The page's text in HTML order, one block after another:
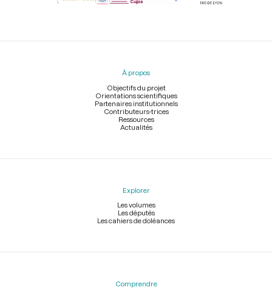
Menu
À propos
Objectifs du projet
Orientations scientifiques
Partenaires institutionnels
Contributeurs-trices
Ressources
Actualités
Explorer
Les volumes
Les députés
Les cahiers de doléances
Comprendre